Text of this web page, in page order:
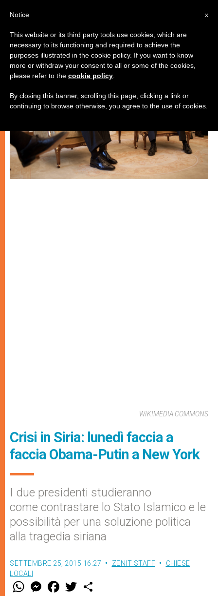
CHIESE LOCALI
WIKIMEDIA COMMONS
Crisi in Siria: lunedì faccia a
faccia Obama-Putin a New York
I due presidenti studieranno
come contrastare lo Stato Islamico e le
possibilità per una soluzione politica
alla tragedia siriana
SETTEMBRE 25, 2015 16:27 ZENIT STAFF
CHIESE
LOCALI
W M
e
F
a w
x
Notice
This website or its third party tools use cookies, which are
necessary to its functioning and required to achieve the
purposes illustrated in the cookie policy. If you want to know
more or withdraw your consent to all or some of the cookies,
please refer to the cookie policy
By closing this banner, scrolling this page, clicking a link or
continuing to browse otherwise, you agree to the use of cookies.